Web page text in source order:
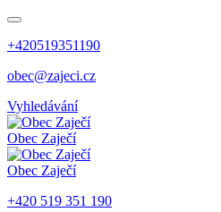
+420519351190
obec@zajeci.cz
Vyhledávání
Obec Zaječí
Obec Zaječí
+420 519 351 190